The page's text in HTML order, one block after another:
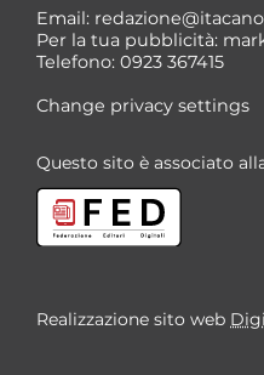
*
Email:
Per la tua pubblicità:
Telefono: 0923 367415
Change privacy settings
Questo sito è associato
Realizzazione sito web